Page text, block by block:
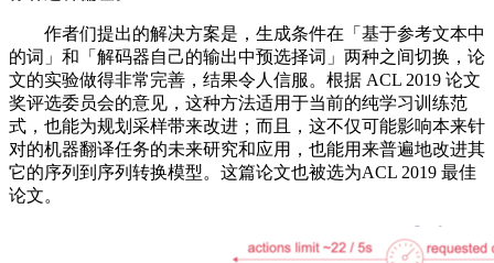
作者们提出的解决方案是，生成条件在「基于参考文本中
的词」和「解码器自己的输出中预选择词」两种之间切换，论
文的实验做得非常完善，结果令人信服。根据 ACL 2019 论文
奖评选委员会的意见，这种方法适用于当前的纯学习训练范
式，也能为规划采样带来改进；而且，这不仅可能影响本来针
对的机器翻译任务的未来研究和应用，也能用来普遍地改进其
它的序列到序列转换模型。这篇论文也被选为ACL 2019 最佳
论文。